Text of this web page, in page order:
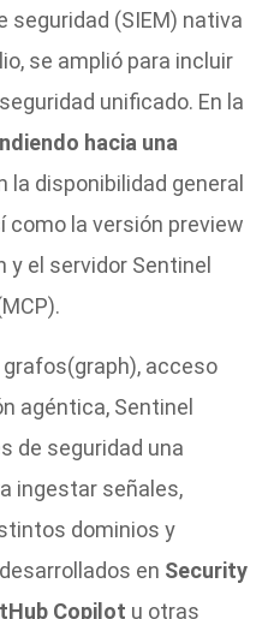
seguridad (SIEM) nativa
se amplió para incluir
unificado. En la
hacia una
la disponibilidad general
como la versión preview
y el servidor Sentinel
acceso
agéntica, Sentinel
de seguridad una
ingestar señales,
dominios y
en Security
Copilot u otras